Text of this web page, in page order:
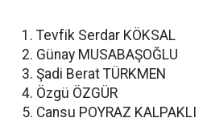
Tevfik Serdar KÖKSAL
Günay MUSABAŞOĞLU
Şadi Berat TÜRKMEN
Özgü ÖZGÜR
Cansu POYRAZ KALPAKLI